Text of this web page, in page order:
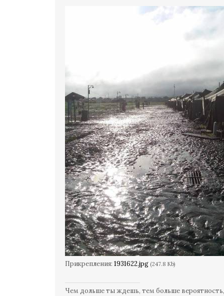
Прикрепления: 1931622.jpg (247.8 Kb)
Чем дольше ты ждешь, тем больше